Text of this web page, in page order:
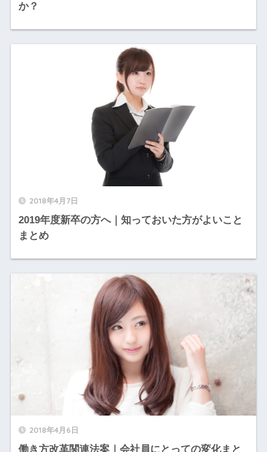
か？
2018年4月7日
2019年度新卒の方へ｜知っておいた方がよいこと
まとめ
2018年4月6日
働き方改革関連法案｜会社員にとっての変化まと